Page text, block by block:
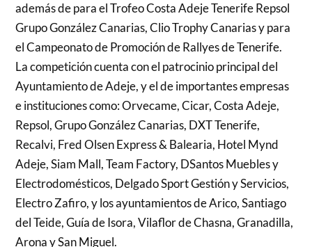
además de para el Trofeo Costa Adeje Tenerife Repsol
Grupo González Canarias, Clio Trophy Canarias y para
el Campeonato de Promoción de Rallyes de Tenerife.
La competición cuenta con el patrocinio principal del
Ayuntamiento de Adeje, y el de importantes empresas
e instituciones como: Orvecame, Cicar, Costa Adeje,
Repsol, Grupo González Canarias, DXT Tenerife,
Recalvi, Fred Olsen Express & Balearia, Hotel Mynd
Adeje, Siam Mall, Team Factory, DSantos Muebles y
Electrodomésticos, Delgado Sport Gestión y Servicios,
Electro Zafiro, y los ayuntamientos de Arico, Santiago
del Teide, Guía de Isora, Vilaflor de Chasna, Granadilla,
Arona y San Miguel.